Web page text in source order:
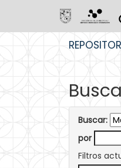
Buscar:
por
Filtros